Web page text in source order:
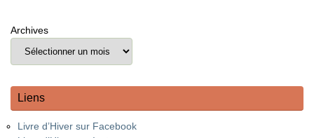
Archives
Liens
Livre d’Hiver sur Facebook